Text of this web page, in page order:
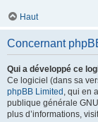
Haut
Concernant
Qui a développé ce
Ce logiciel (dans sa
phpBB Limited , qui en
publique générale
plus d’informations,